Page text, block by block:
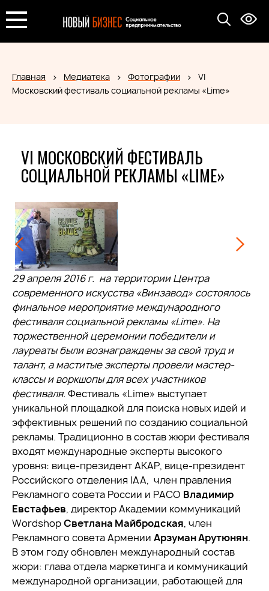
Главная Медиатека Фотографии
VI
Московский фестиваль социальной рекламы «Lime»
VI МОСКОВСКИЙ ФЕСТИВАЛЬ
СОЦИАЛЬНОЙ РЕКЛАМЫ «LIME»
29 апреля 2016 г. на территории Центра
современного искусства «Винзавод» состоялось
финальное мероприятие международного
фестиваля социальной рекламы «Lime». На
торжественной церемонии победители и
лауреаты были вознаграждены за свой труд и
талант, а маститые эксперты провели мастер-
классы и воркшопы для всех участников
фестиваля. Фестиваль «Lime» выступает
уникальной площадкой для поиска новых идей и
эффективных решений по созданию социальной
рекламы. Традиционно в состав жюри фестиваля
входят международные эксперты высокого
уровня: вице-президент АКАР, вице-президент
Российского отделения IAA, член правления
Рекламного совета России и РАСО Владимир
Евстафьев, директор Академии коммуникаций
WordshopСветлана Майбродская, член
Рекламного совета Армении Арзуман Арутюнян.
В этом году обновлен международный состав
жюри: глава отдела маркетинга и коммуникаций
международной организации, работающей для